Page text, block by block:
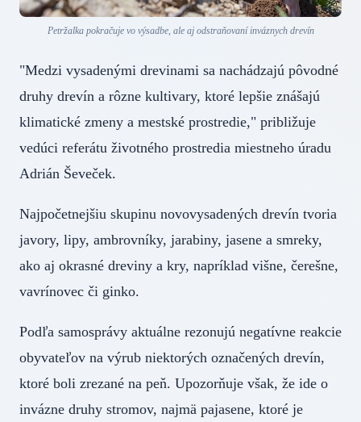
Petržalka pokračuje vo výsadbe, ale aj odstraňovaní inváznych drevín
"Medzi vysadenými drevinami sa nachádzajú pôvodné
druhy drevín a rôzne kultivary, ktoré lepšie znášajú
klimatické zmeny a mestské prostredie," približuje
vedúci referátu životného prostredia miestneho úradu
Adrián Ševeček.
Najpočetnejšiu skupinu novovysadených drevín tvoria
javory, lipy, ambrovníky, jarabiny, jasene a smreky,
ako aj okrasné dreviny a kry, napríklad višne, čerešne,
vavrínovec či ginko.
Podľa samosprávy aktuálne rezonujú negatívne reakcie
obyvateľov na výrub niektorých označených drevín,
ktoré boli zrezané na peň. Upozorňuje však, že ide o
invázne druhy stromov, najmä pajasene, ktoré je